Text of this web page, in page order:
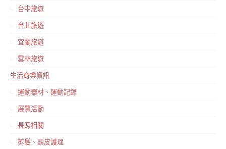
台中旅遊
台北旅遊
宜蘭旅遊
雲林旅遊
生活育樂資訊
運動器材、運動記錄
展覽活動
長照相關
剪髮、頭皮護理